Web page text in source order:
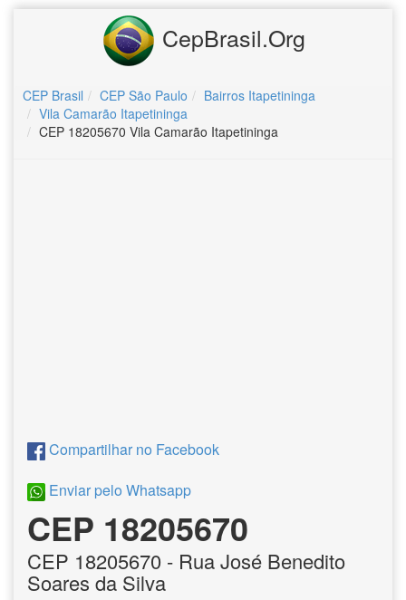
CepBrasil.Org
CEP Brasil CEP São Paulo
Bairros Itapetininga
Vila Camarão Itapetininga
CEP 18205670 Vila Camarão Itapetininga
Compartilhar no Facebook
Enviar pelo Whatsapp
CEP 18205670
CEP 18205670 - Rua José Benedito
Soares da Silva